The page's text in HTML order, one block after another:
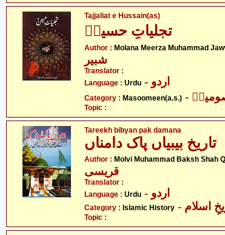
Tajjaliat e Hussain(as)
تجلیاتِ حسینؑ
Author : Molana Meerza Muhammad
شبیر
Translator :
Language : Urdu - اردو
Category : Masoomeen(a.s.)
Topic :
Tareekh bibyan pak damana
تاریخ بیبیاں پاک دامناں
Author : Molvi Muhammad Baksh Shah
قریسی
Translator :
Language : Urdu - اردو
Category : Islamic History اسلام
Topic :